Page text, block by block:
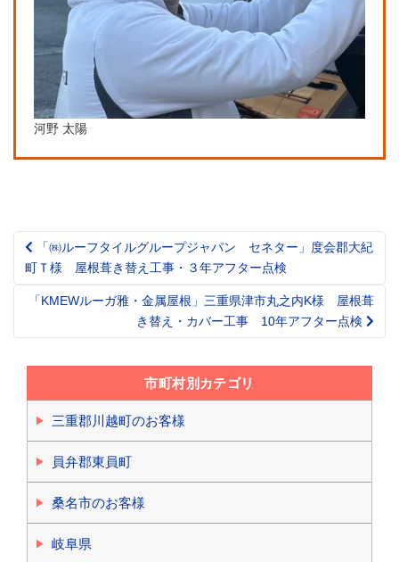
河野 太陽
Post
navigation
「㈱ルーフタイルグループジャパン セネター」度会郡大紀
町Ｔ様 屋根葺き替え工事・３年アフター点検
「KMEWルーガ雅・金属屋根」三重県津市丸之内K様 屋根葺
き替え・カバー工事 10年アフター点検
市町村別カテゴリ
三重郡川越町のお客様
員弁郡東員町
桑名市のお客様
岐阜県